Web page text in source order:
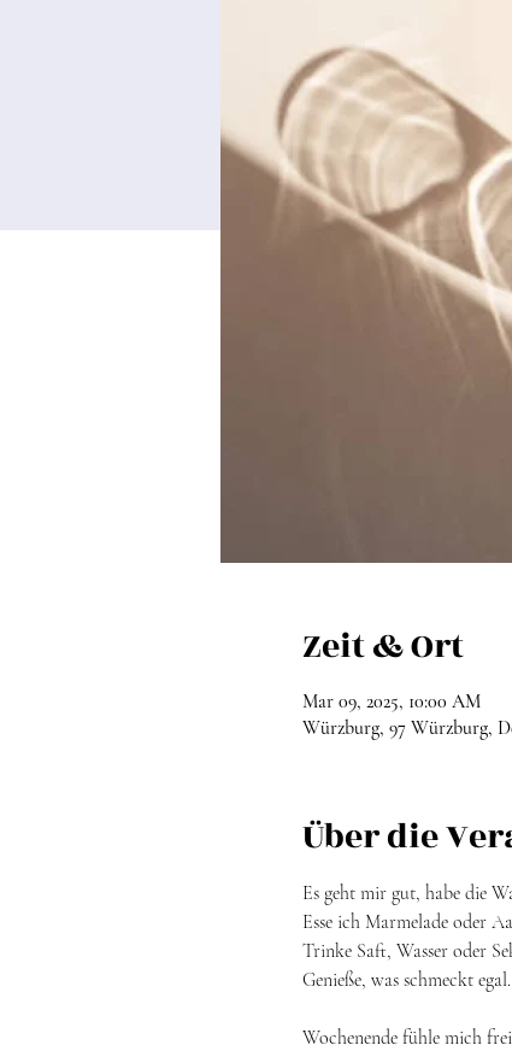
Zeit & Ort
Mar 09, 2025, 10:00 AM
Würzburg, 97 Würzburg,
Über die
Es geht mir gut, habe die
Esse ich Marmelade oder
Trinke Saft, Wasser oder
Genieße, was schmeckt egal.
Wochenende fühle mich